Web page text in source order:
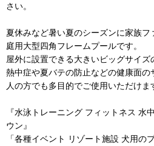
さい。
夏休みなど暑い夏のシーズンに家族
庭用大型四角フレームプールです。
屋外に設置できる大きいビッグサイ
熱中症や夏バテの防止などの健康面
人の方でも多目的でご使用いただけま
『水泳トレーニング フィットネス 水
ウン』
「各種イベント リゾート施設 犬用の